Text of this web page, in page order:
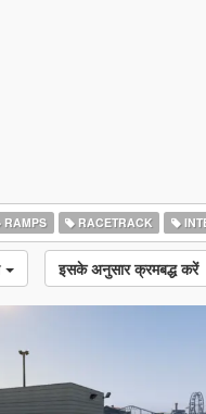
RAMPS RACETRACK
इसके अनुसार क्रमबद्ध करें